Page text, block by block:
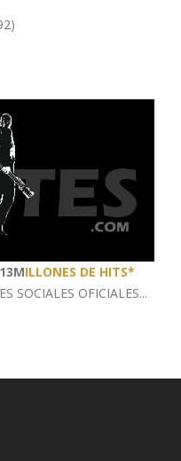
13MILLONES DE HITS*
SOCIALES OFICIALES...